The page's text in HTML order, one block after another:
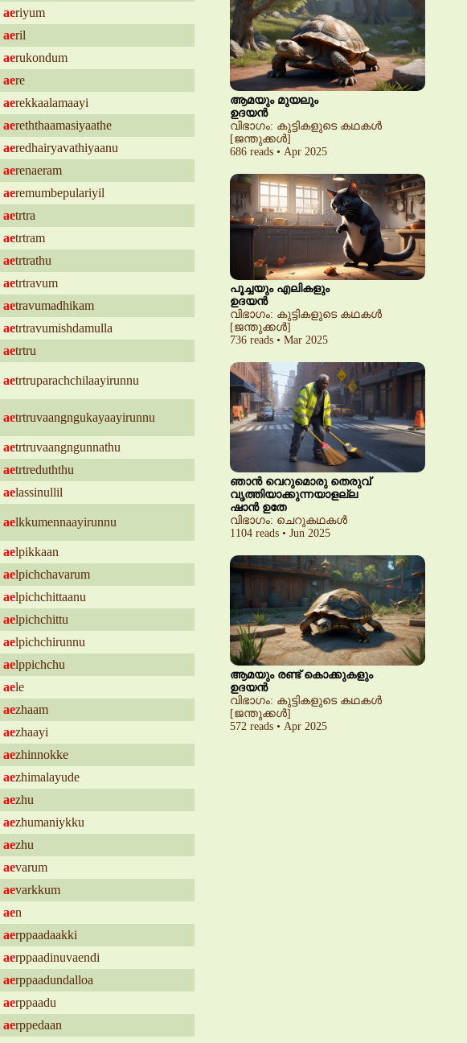
aeriyum
aeril
aerukondum
aere
aerekkaalamaayi
aereththaamasiyaathe
aeredhairyavathiyaanu
aerenaeram
aeremumbepulariyil
aetrtra
aetrtram
aetrtrathu
aetrtravum
aetravumadhikam
aetrtravumishdamulla
aetrtru
aetrtruparachchilaayirunnu
aetrtruvaangngukayaayirunnu
aetrtruvaangngunnathu
aetrtreduththu
aelassinullil
aelkkumennaayirunnu
aelpikkaan
aelpichchavarum
aelpichchittaanu
aelpichchittu
aelpichchirunnu
aelppichchu
aele
aezhaam
aezhaayi
aezhinnokke
aezhimalayude
aezhu
aezhumaniykku
aezhu
aevarum
aevarkkum
aen
aerppaadaakki
aerppaadinuvaendi
aerppaadundalloa
aerppaadu
aerppedaan
ആമയും മുയലും
ഉദയൻ
വിഭാഗം: കുട്ടികളുടെ കഥകൾ
[ജന്തുക്കൾ]
686 reads • Apr 2025
പൂച്ചയും എലികളും
ഉദയൻ
വിഭാഗം: കുട്ടികളുടെ കഥകൾ
[ജന്തുക്കൾ]
736 reads • Mar 2025
ഞാൻ വെറുമൊരു തെരുവ്
വൃത്തിയാക്കുന്നയാളല്ല
ഷാൻ ഉതേ
വിഭാഗം: ചെറുകഥകൾ
1104 reads • Jun 2025
ആമയും രണ്ട് കൊക്കുകളും
ഉദയൻ
വിഭാഗം: കുട്ടികളുടെ കഥകൾ
[ജന്തുക്കൾ]
572 reads • Apr 2025